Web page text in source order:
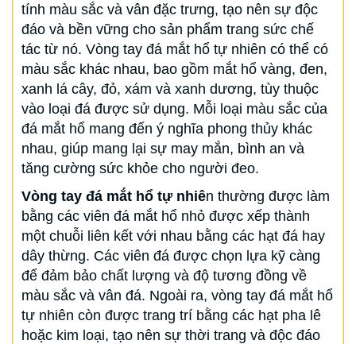
tính màu sắc và vân đặc trưng, tạo nên sự độc
đáo và bền vững cho sản phẩm trang sức chế
tác từ nó. Vòng tay đá mắt hổ tự nhiên có thể có
màu sắc khác nhau, bao gồm mắt hổ vàng, đen,
xanh lá cây, đỏ, xám và xanh dương, tùy thuộc
vào loại đá được sử dụng. Mỗi loại màu sắc của
đá mắt hổ mang đến ý nghĩa phong thủy khác
nhau, giúp mang lại sự may mắn, bình an và
tăng cường sức khỏe cho người đeo.
Vòng tay đá mắt hổ tự nhiên thường được làm
bằng các viên đá mắt hổ nhỏ được xếp thành
một chuỗi liên kết với nhau bằng các hạt đá hay
dây thừng. Các viên đá được chọn lựa kỹ càng
để đảm bảo chất lượng và độ tương đồng về
màu sắc và vân đá. Ngoài ra, vòng tay đá mắt hổ
tự nhiên còn được trang trí bằng các hạt pha lê
hoặc kim loại, tạo nên sự thời trang và độc đáo